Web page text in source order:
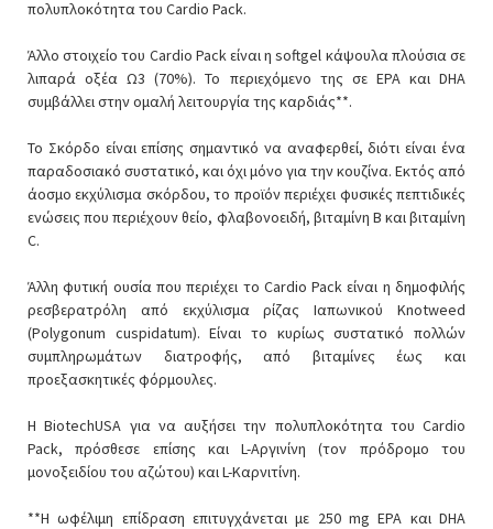
πολυπλοκότητα του Cardio Pack.
Άλλο στοιχείο του Cardio Pack είναι η softgel κάψουλα πλούσια σε
λιπαρά οξέα Ω3 (70%). Το περιεχόμενο της σε EPA και DHA
συμβάλλει στην ομαλή λειτουργία της καρδιάς**.
Το Σκόρδο είναι επίσης σημαντικό να αναφερθεί, διότι είναι ένα
παραδοσιακό συστατικό, και όχι μόνο για την κουζίνα. Εκτός από
άοσμο εκχύλισμα σκόρδου, το προϊόν περιέχει φυσικές πεπτιδικές
ενώσεις που περιέχουν θείο, φλαβονοειδή, βιταμίνη Β και βιταμίνη
C.
Άλλη φυτική ουσία που περιέχει το Cardio Pack είναι η δημοφιλής
ρεσβερατρόλη από εκχύλισμα ρίζας Ιαπωνικού Knotweed
(Polygonum cuspidatum). Είναι το κυρίως συστατικό πολλών
συμπληρωμάτων διατροφής, από βιταμίνες έως και
προεξασκητικές φόρμουλες.
Η BiotechUSA για να αυξήσει την πολυπλοκότητα του Cardio
Pack, πρόσθεσε επίσης και L-Αργινίνη (τον πρόδρομο του
μονοξειδίου του αζώτου) και L-Καρνιτίνη.
**Η ωφέλιμη επίδραση επιτυγχάνεται με 250 mg EPA και DHA